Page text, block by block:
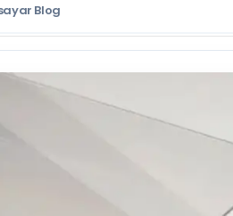
Blog